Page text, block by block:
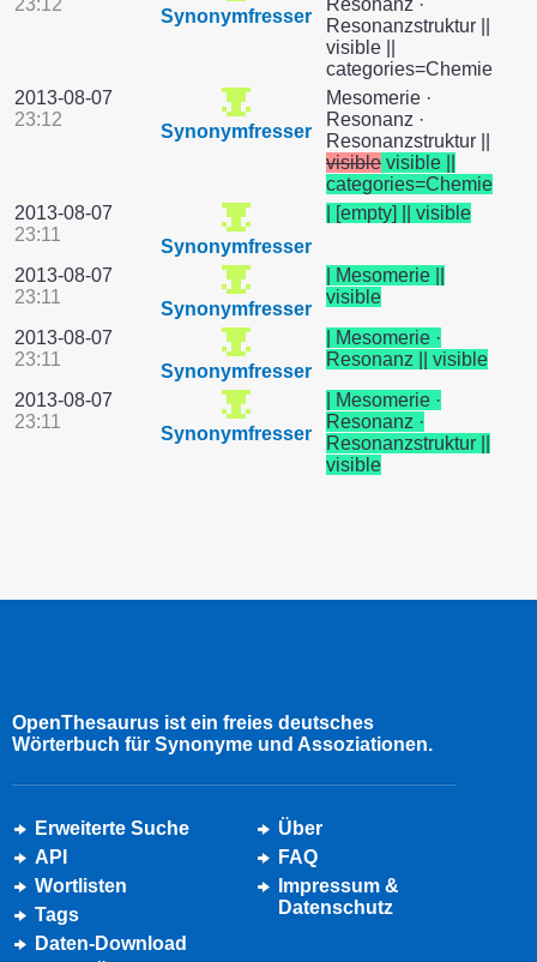
23:12
Synonymfresser
Resonanz ·
Resonanzstruktur ||
visible ||
categories=Chemie
2013-08-07
23:12
Synonymfresser
Mesomerie ·
Resonanz ·
Resonanzstruktur ||
visible visible ||
categories=Chemie
2013-08-07
23:11
Synonymfresser
| [empty] || visible
2013-08-07
23:11
Synonymfresser
| Mesomerie ||
visible
2013-08-07
23:11
Synonymfresser
| Mesomerie ·
Resonanz || visible
2013-08-07
23:11
Synonymfresser
| Mesomerie ·
Resonanz ·
Resonanzstruktur ||
visible
OpenThesaurus ist ein freies deutsches
Wörterbuch für Synonyme und Assoziationen.
Erweiterte Suche
API
Wortlisten
Tags
Daten-Download
Über
FAQ
Impressum &
Datenschutz